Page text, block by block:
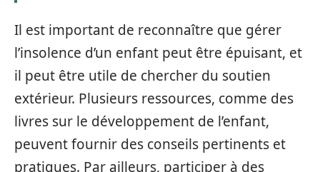
Il est important de reconnaître que gérer
l’insolence d’un enfant peut être épuisant, et
il peut être utile de chercher du soutien
extérieur. Plusieurs ressources, comme des
livres sur le développement de l’enfant,
peuvent fournir des conseils pertinents et
pratiques. Par ailleurs, participer à des